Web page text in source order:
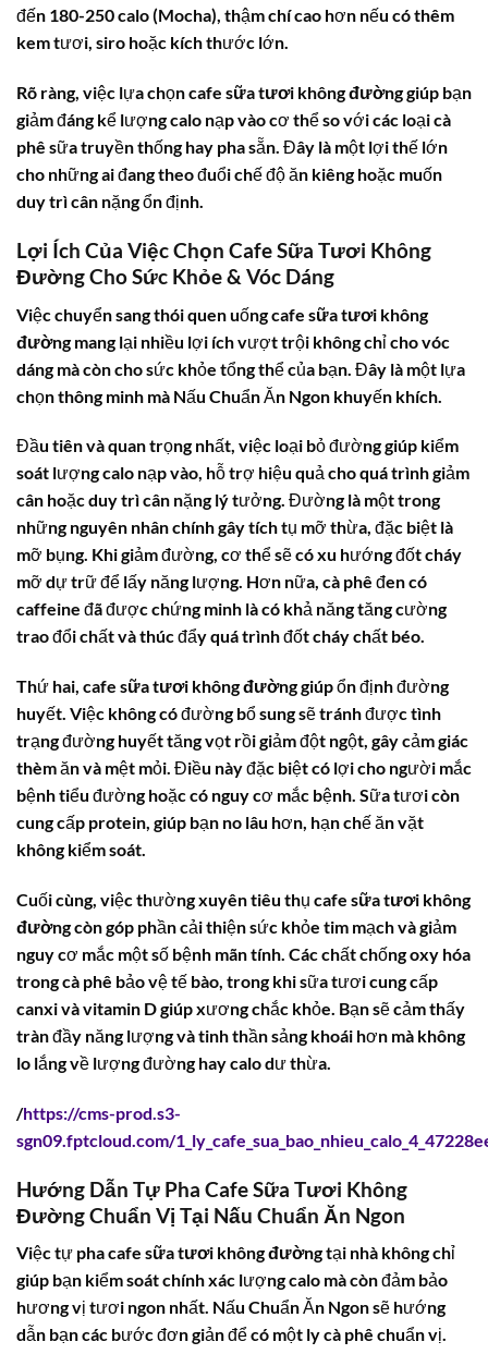
đến 180-250 calo (Mocha), thậm chí cao hơn nếu có thêm
kem tươi, siro hoặc kích thước lớn.
Rõ ràng, việc lựa chọncafe sữa tươi không đườnggiúp bạn
giảm đáng kể lượng calo nạp vào cơ thể so với các loại cà
phê sữa truyền thống hay pha sẵn. Đây là một lợi thế lớn
cho những ai đang theo đuổi chế độ ăn kiêng hoặc muốn
duy trì cân nặng ổn định.
Lợi Ích Của Việc Chọn Cafe Sữa Tươi Không
Đường Cho Sức Khỏe & Vóc Dáng
Việc chuyển sang thói quen uốngcafe sữa tươi không
đườngmang lại nhiều lợi ích vượt trội không chỉ cho vóc
dáng mà còn cho sức khỏe tổng thể của bạn. Đây là một lựa
chọn thông minh mà Nấu Chuẩn Ăn Ngon khuyến khích.
Đầu tiên và quan trọng nhất, việc loại bỏ đường giúp kiểm
soát lượng calo nạp vào, hỗ trợ hiệu quả cho quá trình giảm
cân hoặc duy trì cân nặng lý tưởng. Đường là một trong
những nguyên nhân chính gây tích tụ mỡ thừa, đặc biệt là
mỡ bụng. Khi giảm đường, cơ thể sẽ có xu hướng đốt cháy
mỡ dự trữ để lấy năng lượng. Hơn nữa, cà phê đen có
caffeine đã được chứng minh là có khả năng tăng cường
trao đổi chất và thúc đẩy quá trình đốt cháy chất béo.
Thứ hai, cafe sữa tươi không đườnggiúp ổn định đường
huyết. Việc không có đường bổ sung sẽ tránh được tình
trạng đường huyết tăng vọt rồi giảm đột ngột, gây cảm giác
thèm ăn và mệt mỏi. Điều này đặc biệt có lợi cho người mắc
bệnh tiểu đường hoặc có nguy cơ mắc bệnh. Sữa tươi còn
cung cấp protein, giúp bạn no lâu hơn, hạn chế ăn vặt
không kiểm soát.
Cuối cùng, việc thường xuyên tiêu thụ cafe sữa tươi không
đườngcòn góp phần cải thiện sức khỏe tim mạch và giảm
nguy cơ mắc một số bệnh mãn tính. Các chất chống oxy hóa
trong cà phê bảo vệ tế bào, trong khi sữa tươi cung cấp
canxi và vitamin D giúp xương chắc khỏe. Bạn sẽ cảm thấy
tràn đầy năng lượng và tinh thần sảng khoái hơn mà không
lo lắng về lượng đường hay calo dư thừa.
/https://cms-prod.s3-
sgn09.fptcloud.com/
Hướng Dẫn Tự Pha Cafe Sữa Tươi Không
Đường Chuẩn Vị Tại Nấu Chuẩn Ăn Ngon
Việc tự phacafe sữa tươi không đườngtại nhà không chỉ
giúp bạn kiểm soát chính xác lượng calo mà còn đảm bảo
hương vị tươi ngon nhất. Nấu Chuẩn Ăn Ngon sẽ hướng
dẫn bạn các bước đơn giản để có một ly cà phê chuẩn vị.